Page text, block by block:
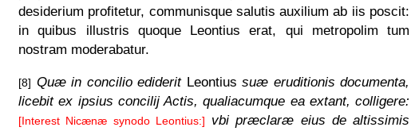
desiderium profitetur, communisque salutis auxilium ab iis poscit:
in quibus illustris quoque Leontius erat, qui metropolim tum
nostram moderabatur.
[8] Quæ in concilio edideritLeontius suæ eruditionis documenta,
licebit ex ipsius concilij Actis, qualiacumque ea extant, colligere:
[Interest Nicænæ synodo Leontius:]
vbi præclaræ eius de altissimis